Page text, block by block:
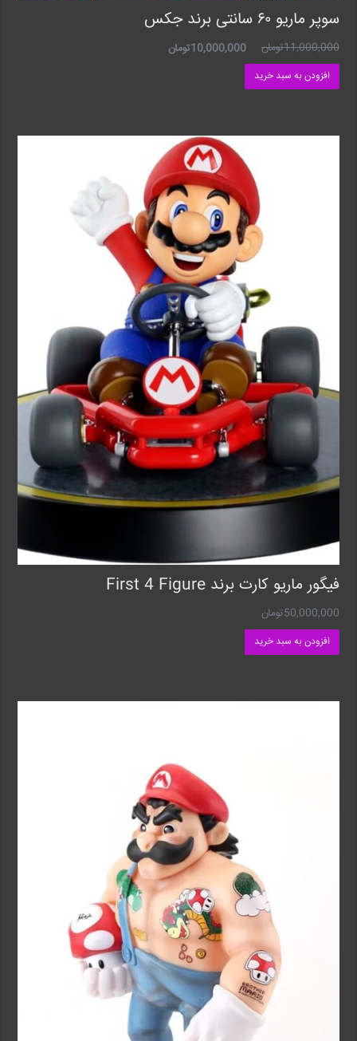
سوپر ماریو ۶۰ سانتی برند جکس
11,000,000تومان 10,000,000تومان
افزودن به سبد خرید
فیگور ماریو کارت برند First 4 Figure
50,000,000تومان
افزودن به سبد خرید